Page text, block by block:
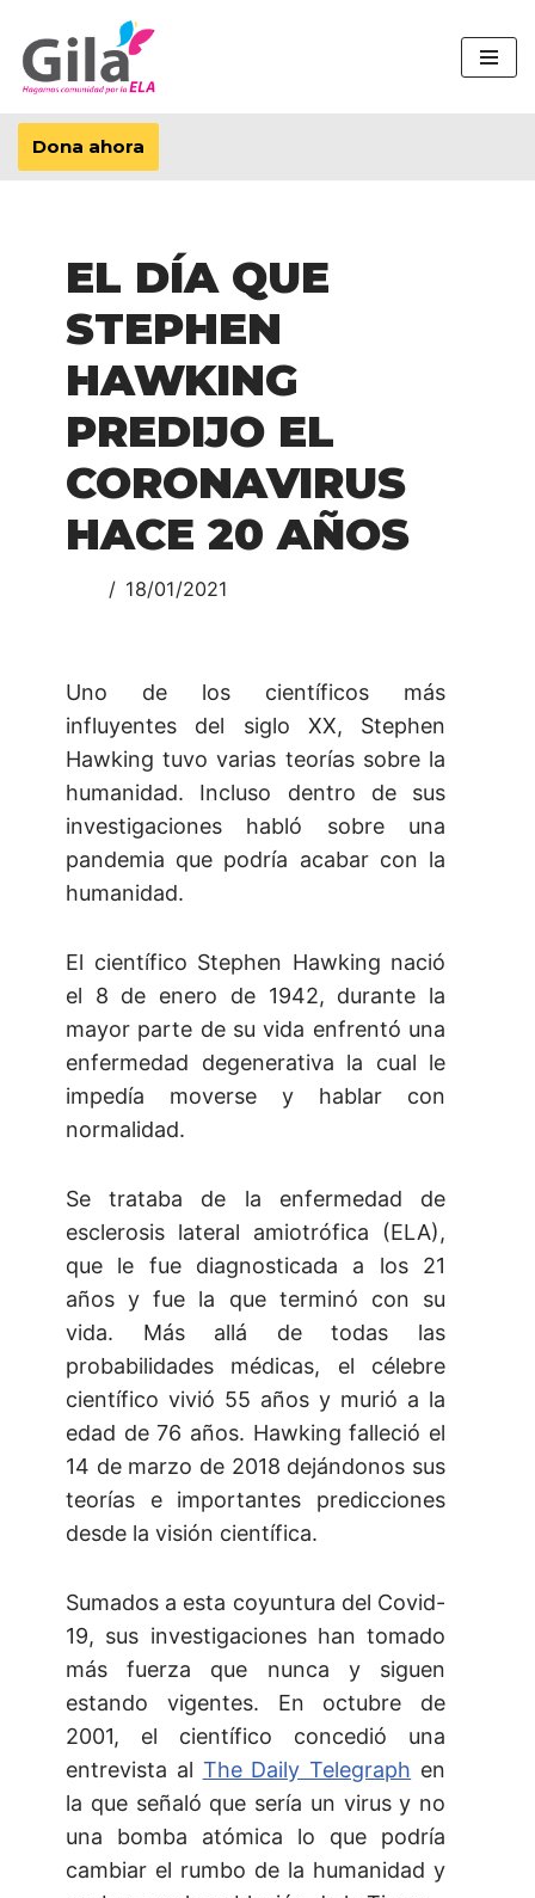
Saltar
al
contenido
Dona ahora
EL DÍA QUE
STEPHEN
HAWKING
PREDIJO EL
CORONAVIRUS
HACE 20 AÑOS
18/01/2021
Uno de los científicos más
influyentes del siglo XX, Stephen
Hawking tuvo varias teorías sobre la
humanidad. Incluso dentro de sus
investigaciones habló sobre una
pandemia que podría acabar con la
humanidad.
El científico Stephen Hawking nació
el 8 de enero de 1942, durante la
mayor parte de su vida enfrentó una
enfermedad degenerativa la cual le
impedía moverse y hablar con
normalidad.
Se trataba de la enfermedad de
esclerosis lateral amiotrófica (ELA),
que le fue diagnosticada a los 21
años y fue la que terminó con su
vida. Más allá de todas las
probabilidades médicas, el célebre
científico vivió 55 años y murió a la
edad de 76 años. Hawking falleció el
14 de marzo de 2018 dejándonos sus
teorías e importantes predicciones
desde la visión científica.
Sumados a esta coyuntura del Covid-
19, sus investigaciones han tomado
más fuerza que nunca y siguen
estando vigentes. En octubre de
2001, el científico concedió una
entrevista al The Daily Telegraph en
la que señaló que sería un virus y no
una bomba atómica lo que podría
cambiar el rumbo de la humanidad y